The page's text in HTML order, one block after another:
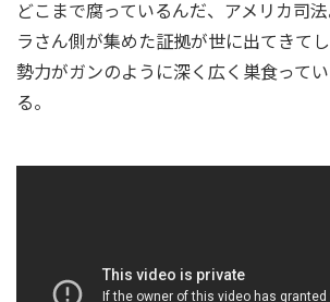
どこまで腐っているんだ、アメリカ司
ラさん側が集めた証拠が世に出てきて
勢力がガンのように深く広く巣食って
る。